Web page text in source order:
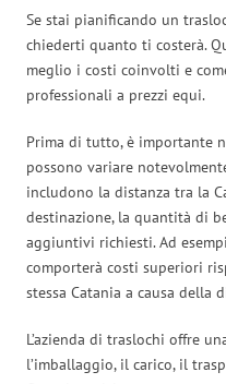
Se stai pianificando un
chiederti quanto ti costerà.
meglio i costi coinvolti e
professionali a prezzi equi.
Prima di tutto, è importante
possono variare
includono la distanza tra la
destinazione, la quantità di
aggiuntivi richiesti. Ad
comporterà costi superiori
stessa Catania a causa della
L’azienda di traslochi offre
l’imballaggio, il carico, il